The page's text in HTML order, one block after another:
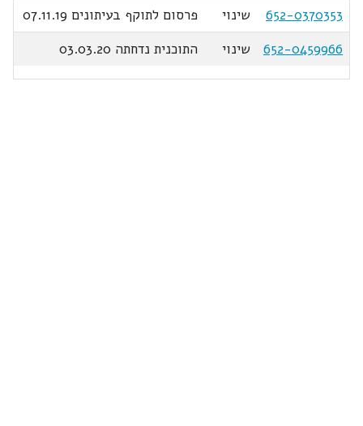
652-0370353
שינוי
פרסום לתוקף בעיתונים 07.11.19
652-0459966
שינוי התוכנית נדחתה 03.03.20